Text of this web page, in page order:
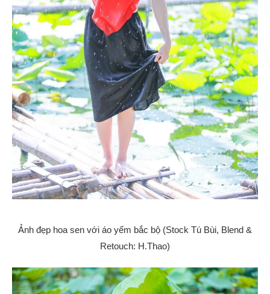
Ảnh đẹp hoa sen với áo yếm bắc bộ (Stock Tú Bùi, Blend &
Retouch: H.Thao)